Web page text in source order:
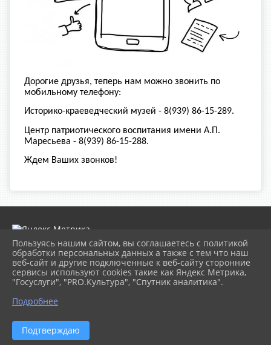
Дорогие друзья, теперь нам можно звонить по
мобильному телефону:
Историко-краеведческий музей - 8(939) 86-15-289.
Центр патриотического воспитания имени А.П.
Маресьева - 8(939) 86-15-288.
Ждем Ваших звонков!
2026 г. museumkam.ru
Вход
Карта сайта
Политика обработки персональных данных
Сделано на KubCMS
Разработка и поддержка
Пользуясь нашим сайтом, вы соглашаетесь с политикой
обработки персональных данных а также с тем что наш
веб-сайт и другие подключенные к веб-сайту сторонние
сервисы используют cookies такие как Яндекс Метрика,
"Госуслуги", "PRO.Культура", "Спутник аналитика".
Подробнее
Подтверждаю